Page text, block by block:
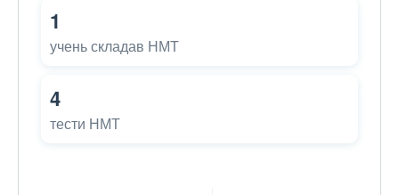
1
учень складав НМТ
4
тести НМТ